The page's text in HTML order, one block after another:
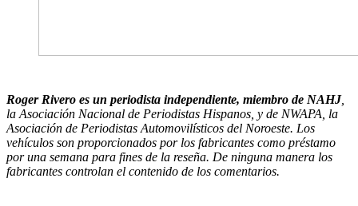
Roger Rivero es un periodista independiente, miembro de NAHJ,
la Asociación Nacional de Periodistas Hispanos, y de NWAPA, la
Asociación de Periodistas Automovilísticos del Noroeste. Los
vehículos son proporcionados por los fabricantes como préstamo
por una semana para fines de la reseña. De ninguna manera los
fabricantes controlan el contenido de los comentarios.